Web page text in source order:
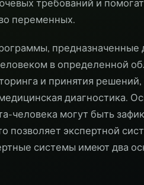
требований и
переменных.
предназначенные
в определенной
и принятия решений,
диагностика.
человека могут быть
позволяет экспертной
системы имеют два